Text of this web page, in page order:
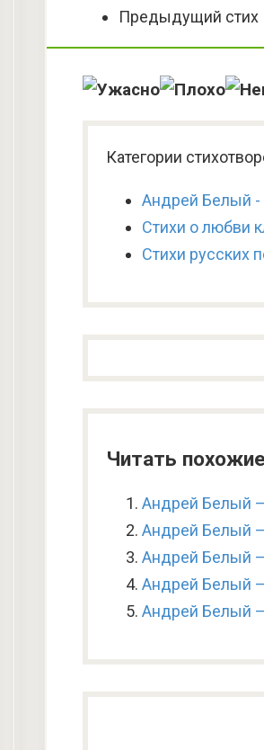
Предыдущий
Категории
Андрей Белый -
Стихи о любви
Стихи русских
Читать
Андрей Белый
Андрей Белый
Андрей Белый
Андрей Белый
Андрей Белый